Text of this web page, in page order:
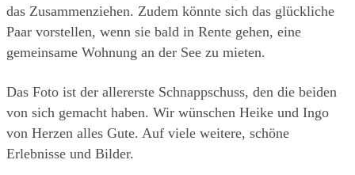
das Zusammenziehen. Zudem könnte sich das glückliche
Paar vorstellen, wenn sie bald in Rente gehen, eine
gemeinsame Wohnung an der See zu mieten.
Das Foto ist der allererste Schnappschuss, den die beiden
von sich gemacht haben. Wir wünschen Heike und Ingo
von Herzen alles Gute. Auf viele weitere, schöne
Erlebnisse und Bilder.